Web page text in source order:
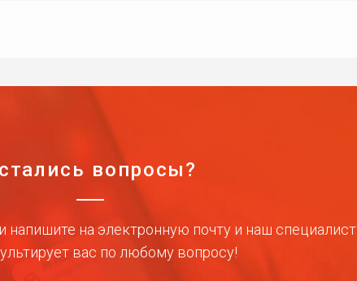
вопросы?
напишите на электронную почту и наш специалист
вас по любому вопросу!